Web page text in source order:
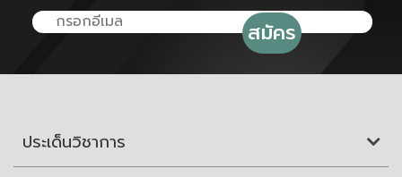
ประเด็นวิชาการ